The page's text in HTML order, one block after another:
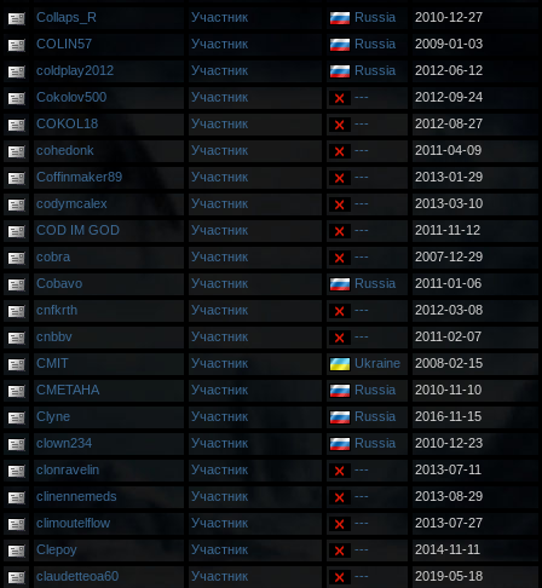
Collaps_R
Участник Russia
2010-12-27
COLIN57
Участник Russia
2009-01-03
coldplay2012
Участник Russia
2012-06-12
Cokolov500
Участник ---
2012-09-24
COKOL18
Участник ---
2012-08-27
cohedonk
Участник ---
2011-04-09
Coffinmaker89
Участник ---
2013-01-29
codymcalex
Участник ---
2013-03-10
COD IM GOD
Участник ---
2011-11-12
cobra
Участник ---
2007-12-29
Cobavo
Участник Russia
2011-01-06
cnfkrth
Участник ---
2012-03-08
cnbbv
Участник ---
2011-02-07
CMIT
Участник Ukraine
2008-02-15
CMETAHA
Участник Russia
2010-11-10
Clyne
Участник Russia
2016-11-15
clown234
Участник Russia
2010-12-23
clonravelin
Участник ---
2013-07-11
clinennemeds
Участник ---
2013-08-29
climoutelflow
Участник ---
2013-07-27
Clepoy
Участник ---
2014-11-11
claudetteoa60
Участник ---
2019-05-18